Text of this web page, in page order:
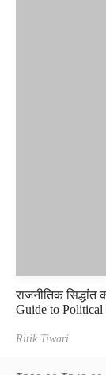
राजनीतिक
Guide to
Ritik Tiwari